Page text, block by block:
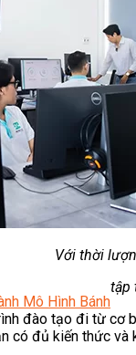
Mô Hình Bánh
Với thời
tập
đào tạo đi từ cơ
có đủ kiến thức